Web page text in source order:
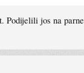
Podijelili jos na